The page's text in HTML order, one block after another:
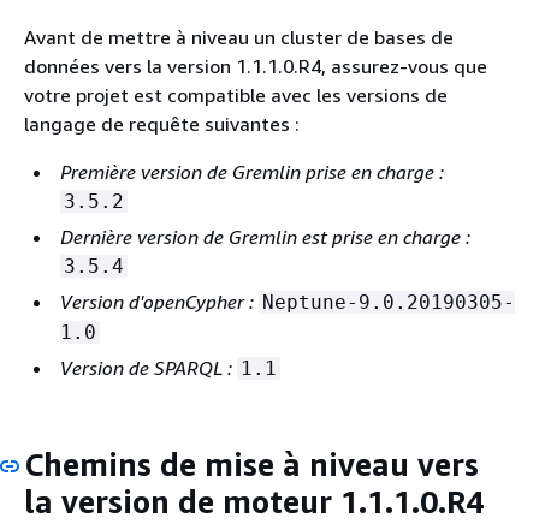
Avant de mettre à niveau un cluster de bases de
données vers la version 1.1.1.0.R4, assurez-vous que
votre projet est compatible avec les versions de
langage de requête suivantes :
Première version de Gremlin prise en charge :
3.5.2
Dernière version de Gremlin est prise en charge :
3.5.4
Version d'openCypher : Neptune-9.0.20190305-
1.0
Version de SPARQL : 1.1
Chemins de mise à niveau vers
la version de moteur 1.1.1.0.R4